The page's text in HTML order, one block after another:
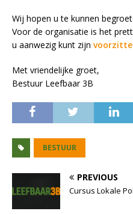
Wij hopen u te kunnen
Voor de organisatie is het
u aanwezig kunt zijn
Met vriendelijke groet,
Bestuur Leefbaar 3B
BESTUUR
PREVIOUS
Cursus Lokale